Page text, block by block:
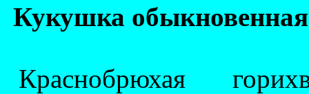
Кукушка
Краснобрюхая